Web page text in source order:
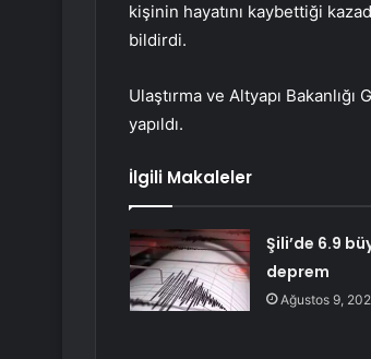
kişinin hayatını kaybettiği
bildirdi.
Ulaştırma ve Altyapı
yapıldı.
İlgili Makaleler
Şili’de 6.9
deprem
Ağustos 9,